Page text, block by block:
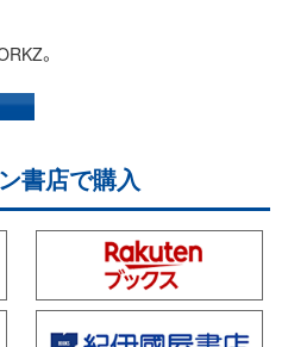
。
書店で購入